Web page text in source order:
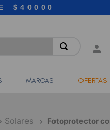
$40000
MARCAS OFERTAS
Solares
Fotoprotector